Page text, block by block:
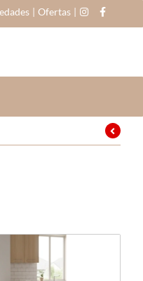
| Ofertas |